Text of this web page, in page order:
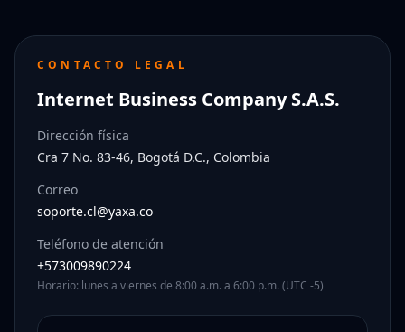
CONTACTO LEGAL
Internet Business Company S.A.S.
Dirección física
Cra 7 No. 83-46, Bogotá D.C., Colombia
Correo
soporte.cl@yaxa.co
Teléfono de atención
+573009890224
Horario: lunes a viernes de 8:00 a.m. a 6:00 p.m. (UTC -5)